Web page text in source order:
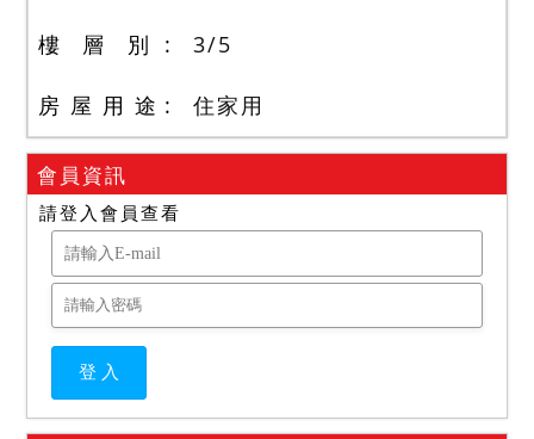
樓 層 別 3/5
房 屋 用 途 住家用
會員資訊
請登入會員查看